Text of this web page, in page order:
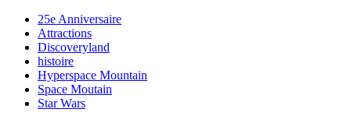
25e Anniversaire
Attractions
Discoveryland
histoire
Hyperspace Mountain
Space Moutain
Star Wars